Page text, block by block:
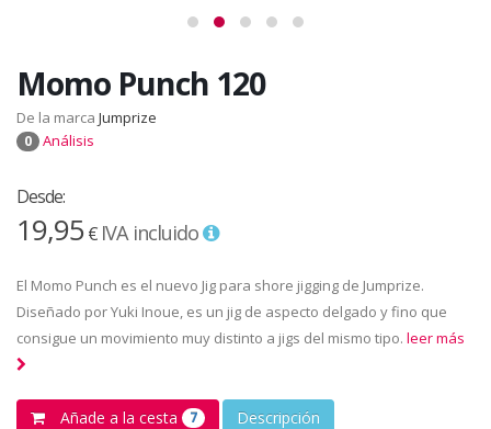
Momo Punch 120
De la marca Jumprize
0 Análisis
Desde:
19,95€ IVA incluido
El Momo Punch es el nuevo Jig para shore jigging de Jumprize.
Diseñado por Yuki Inoue, es un jig de aspecto delgado y fino que
consigue un movimiento muy distinto a jigs del mismo tipo. leer más
Añade a la cesta 7 Descripción